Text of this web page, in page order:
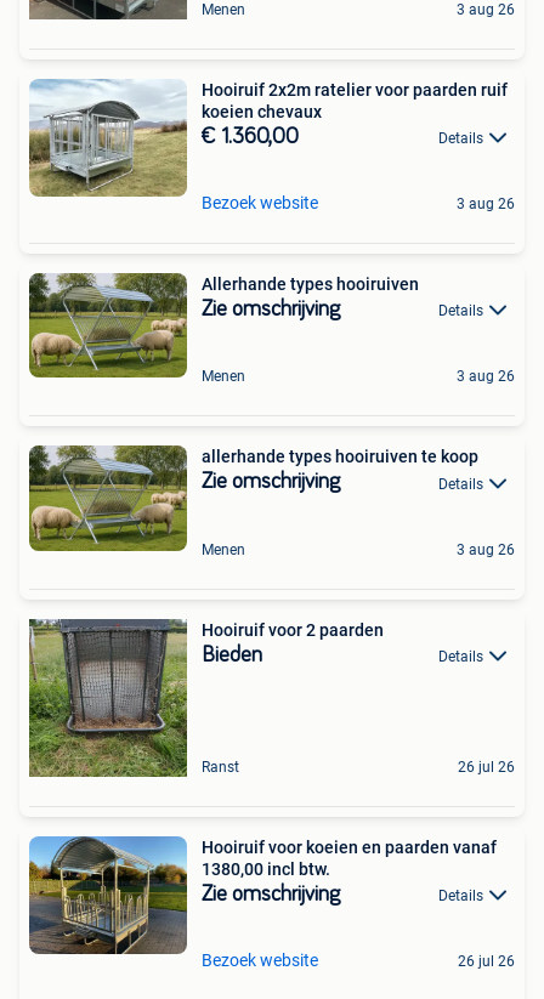
Menen 3 aug 26
Hooiruif 2x2m ratelier voor paarden ruif
koeien chevaux
€ 1.360,00 Details
Bezoek website 3 aug 26
Allerhande types hooiruiven
Zie omschrijving Details
Menen 3 aug 26
allerhande types hooiruiven te koop
Zie omschrijving Details
Menen 3 aug 26
Hooiruif voor 2 paarden
Bieden Details
Ranst 26 jul 26
Hooiruif voor koeien en paarden vanaf
1380,00 incl btw.
Zie omschrijving Details
Bezoek website 26 jul 26